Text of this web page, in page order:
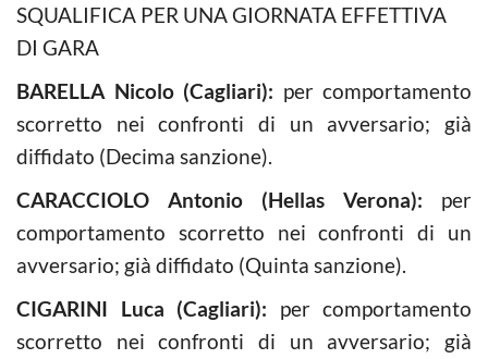
SQUALIFICA PER UNA GIORNATA EFFETTIVA
DI GARA
BARELLA Nicolo (Cagliari): per comportamento
scorretto nei confronti di un avversario; già
diffidato (Decima sanzione).
CARACCIOLO Antonio (Hellas Verona): per
comportamento scorretto nei confronti di un
avversario; già diffidato (Quinta sanzione).
CIGARINI Luca (Cagliari): per comportamento
scorretto nei confronti di un avversario; già